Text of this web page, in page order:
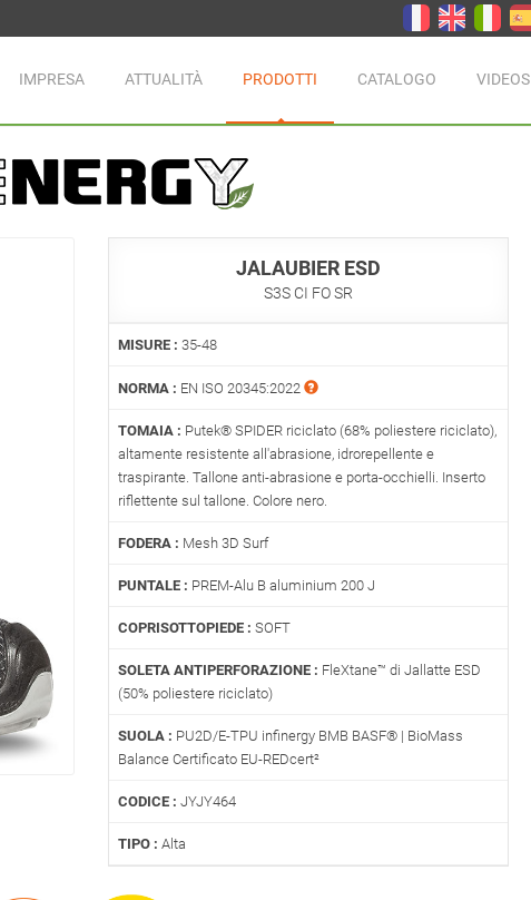
IMPRESA ATTUALITÀ PRODOTTI CATALOGO VIDEOS
JALAUBIER ESD
S3S CI FO SR
MISURE : 35-48
NORMA : EN ISO 20345:2022
TOMAIA : Putek® SPIDER riciclato (68% poliestere riciclato),
altamente resistente all'abrasione, idrorepellente e
traspirante. Tallone anti-abrasione e porta-occhielli. Inserto
riflettente sul tallone. Colore nero.
FODERA : Mesh 3D Surf
PUNTALE : PREM-Alu B aluminium 200 J
COPRISOTTOPIEDE : SOFT
SOLETA ANTIPERFORAZIONE : FleXtane™ di Jallatte ESD
(50% poliestere riciclato)
SUOLA : PU2D/E-TPU infinergy BMB BASF® | BioMass
Balance Certificato EU-REDcert²
CODICE : JYJY464
TIPO : Alta